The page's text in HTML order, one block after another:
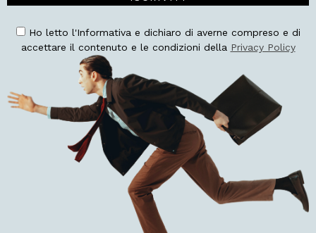
Ho letto l'Informativa e dichiaro di averne compreso e di
accettare il contenuto e le condizioni della Privacy Policy